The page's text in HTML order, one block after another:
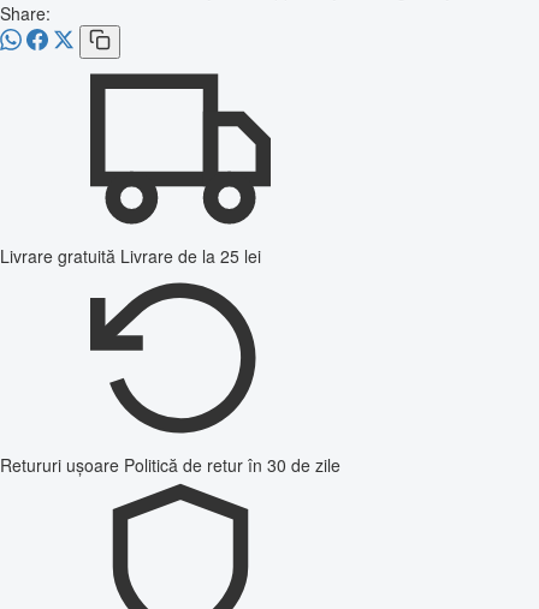
Share:
Livrare gratuită Livrare de la 25 lei
Retururi ușoare Politică de retur în 30 de zile